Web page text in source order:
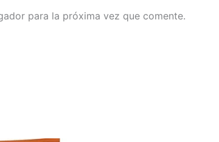
para la próxima vez que comente.